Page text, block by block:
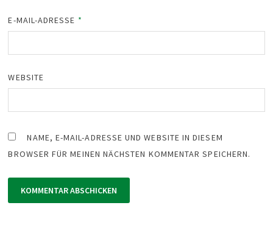
E-MAIL-ADRESSE *
WEBSITE
NAME, E-MAIL-ADRESSE UND WEBSITE IN DIESEM
BROWSER FÜR MEINEN NÄCHSTEN KOMMENTAR SPEICHERN.